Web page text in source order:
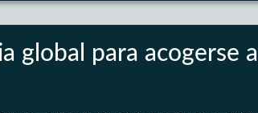
global para acogerse a